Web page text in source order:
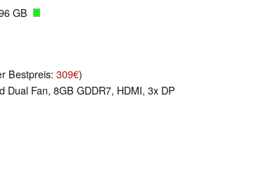
GB
Bestpreis: 309€)
Dual Fan, 8GB GDDR7, HDMI, 3x DP